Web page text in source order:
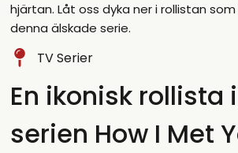
hjärtan. Låt oss dyka ner i rollistan
denna älskade serie.
TV Serier
En ikonisk rollista
serien How I Met